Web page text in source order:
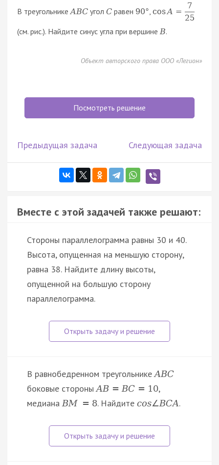
В треугольнике ABC угол C равен 90° cosA =
7
25
(см. рис.). Найдите синус угла при вершине B.
Объект авторского права ООО «Легион»
Посмотреть решение
Предыдущая задача Следующая задача
Вместе с этой задачей также решают:
Стороны параллелограмма равны 30 и 40.
Высота, опущенная на меньшую сторону,
равна 38. Найдите длину высоты,
опущенной на большую сторону
параллелограмма.
В равнобедренном треугольникеABC
боковые стороныAB = BC = 10,
медианаBM = 8. Найдитеcos∠BCA.